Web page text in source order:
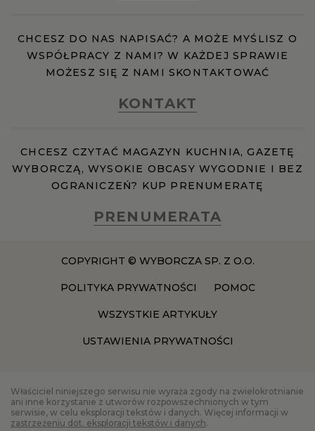
CHCESZ DO NAS NAPISAĆ? A MOŻE MYŚLISZ O
WSPÓŁPRACY Z NAMI? W KAŻDEJ SPRAWIE
MOŻESZ SIĘ Z NAMI SKONTAKTOWAĆ
KONTAKT
CHCESZ CZYTAĆ MAGAZYN KUCHNIA, GAZETĘ
WYBORCZĄ, WYSOKIE OBCASY WYGODNIE I BEZ
OGRANICZEŃ? KUP PRENUMERATĘ
PRENUMERATA
COPYRIGHT © WYBORCZA SP. Z O.O.
POLITYKA PRYWATNOŚCI POMOC
WSZYSTKIE ARTYKUŁY
USTAWIENIA PRYWATNOŚCI
Właściciel niniejszego serwisu nie wyraża zgody na zwielokrotnianie
ani inne korzystanie z utworów rozpowszechnionych w tym
serwisie, w celu eksploracji tekstów i danych. Więcej informacji w
zastrzeżeniu dot. eksploracji tekstów i danych.